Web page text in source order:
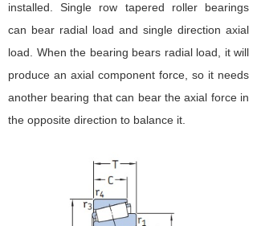
installed. Single row tapered roller bearings
can bear radial load and single direction axial
load. When the bearing bears radial load, it will
produce an axial component force, so it needs
another bearing that can bear the axial force in
the opposite direction to balance it.